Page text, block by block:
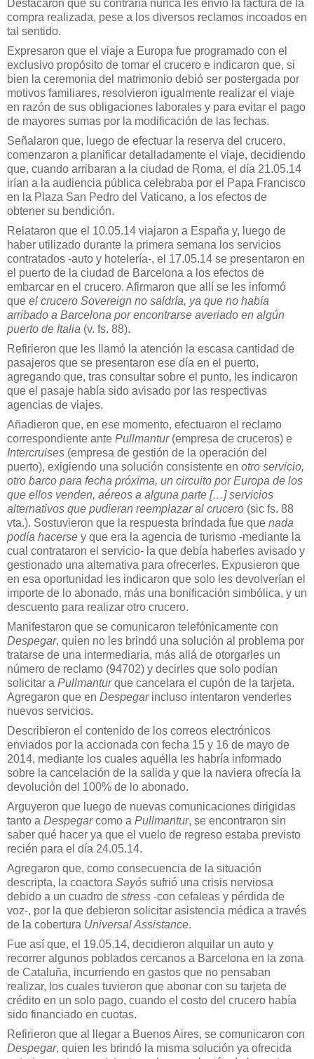
Destacaron que su contraria nunca les envió la factura de la
compra realizada, pese a los diversos reclamos incoados en
tal sentido.
Expresaron que el viaje a Europa fue programado con el
exclusivo propósito de tomar el crucero e indicaron que, si
bien la ceremonia del matrimonio debió ser postergada por
motivos familiares, resolvieron igualmente realizar el viaje
en razón de sus obligaciones laborales y para evitar el pago
de mayores sumas por la modificación de las fechas.
Señalaron que, luego de efectuar la reserva del crucero,
comenzaron a planificar detalladamente el viaje, decidiendo
que, cuando arribaran a la ciudad de Roma, el día 21.05.14
irían a la audiencia pública celebraba por el Papa Francisco
en la Plaza San Pedro del Vaticano, a los efectos de
obtener su bendición.
Relataron que el 10.05.14 viajaron a España y, luego de
haber utilizado durante la primera semana los servicios
contratados -auto y hotelería-, el 17.05.14 se presentaron en
el puerto de la ciudad de Barcelona a los efectos de
embarcar en el crucero. Afirmaron que allí se les informó
que el crucero Sovereign no saldría, ya que no había
arribado a Barcelona por encontrarse averiado en algún
puerto de Italia (v. fs. 88).
Refirieron que les llamó la atención la escasa cantidad de
pasajeros que se presentaron ese día en el puerto,
agregando que, tras consultar sobre el punto, les indicaron
que el pasaje había sido avisado por las respectivas
agencias de viajes.
Añadieron que, en ese momento, efectuaron el reclamo
correspondiente ante Pullmantur (empresa de cruceros) e
Intercruises (empresa de gestión de la operación del
puerto), exigiendo una solución consistente en otro servicio,
otro barco para fecha próxima, un circuito por Europa de los
que ellos venden, aéreos a alguna parte […] servicios
alternativos que pudieran reemplazar al crucero (sic fs. 88
vta.). Sostuvieron que la respuesta brindada fue que nada
podía hacerse y que era la agencia de turismo -mediante la
cual contrataron el servicio- la que debía haberles avisado y
gestionado una alternativa para ofrecerles. Expusieron que
en esa oportunidad les indicaron que solo les devolverían el
importe de lo abonado, más una bonificación simbólica, y un
descuento para realizar otro crucero.
Manifestaron que se comunicaron telefónicamente con
Despegar, quien no les brindó una solución al problema por
tratarse de una intermediaria, más allá de otorgarles un
número de reclamo (94702) y decirles que solo podían
solicitar a Pullmanturque cancelara el cupón de la tarjeta.
Agregaron que en Despegar incluso intentaron venderles
nuevos servicios.
Describieron el contenido de los correos electrónicos
enviados por la accionada con fecha 15 y 16 de mayo de
2014, mediante los cuales aquélla les habría informado
sobre la cancelación de la salida y que la naviera ofrecía la
devolución del 100% de lo abonado.
Arguyeron que luego de nuevas comunicaciones dirigidas
tanto a Despegarcomo a Pullmantur, se encontraron sin
saber qué hacer ya que el vuelo de regreso estaba previsto
recién para el día 24.05.14.
Agregaron que, como consecuencia de la situación
descripta, la coactora Sayós sufrió una crisis nerviosa
debido a un cuadro de stress -con cefaleas y pérdida de
voz-, por la que debieron solicitar asistencia médica a través
de la cobertura Universal Assistance.
Fue así que, el 19.05.14, decidieron alquilar un auto y
recorrer algunos poblados cercanos a Barcelona en la zona
de Cataluña, incurriendo en gastos que no pensaban
realizar, los cuales tuvieron que abonar con su tarjeta de
crédito en un solo pago, cuando el costo del crucero había
sido financiado en cuotas.
Refirieron que al llegar a Buenos Aires, se comunicaron con
Despegar, quien les brindó la misma solución ya ofrecida